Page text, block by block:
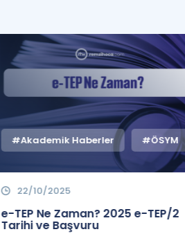
#Akademik Haberler #ÖSYM
22/10/2025
e-TEP Ne Zaman? 2025 e-TEP/2
Tarihi ve Başvuru